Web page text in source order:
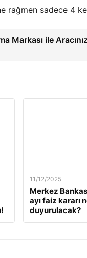
sadece 4
Markası ile
11/12/2025
Merkez
ayı faiz kararı
duyurulacak?